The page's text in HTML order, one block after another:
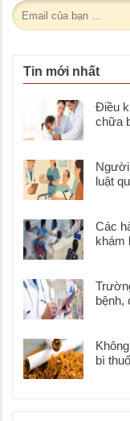
Tin mới nhất
Điều
chữa
luật
Các
khám
bệnh,
bì